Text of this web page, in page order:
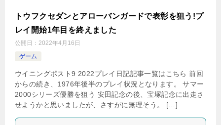
トウフクセダンとアローバンガードで表彰を狙う!プ
レイ開始1年目を終えました
公開日： 2022年4月16日
ゲーム
ウイニングポスト9 2022プレイ日記記事一覧はこちら 前回
からの続き、1976年後半のプレイ状況となります。 サマー
2000シリーズ優勝を狙う 安田記念の後、宝塚記念に出走さ
せようかと思いましたが、さすがに無理そう。 […]